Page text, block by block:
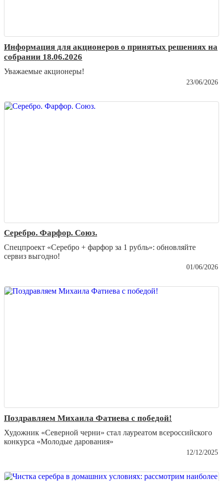
Информация для акционеров о принятых решениях на
собрании 18.06.2026
Уважаемые акционеры!
23/06/2026
Серебро. Фарфор. Союз.
Спецпроект «Серебро + фарфор за 1 рубль»: обновляйте
сервиз выгодно!
01/06/2026
Поздравляем Михаила Фатиева c победой!
Художник «Северной черни» стал лауреатом всероссийского
конкурса «Молодые дарования»
12/12/2025